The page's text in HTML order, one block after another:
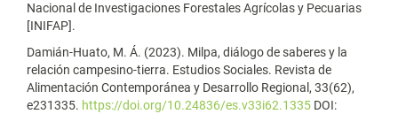
Nacional de Investigaciones Forestales Agrícolas y Pecuarias
[INIFAP].
Damián-Huato, M. Á. (2023). Milpa, diálogo de saberes y la
relación campesino-tierra. Estudios Sociales. Revista de
Alimentación Contemporánea y Desarrollo Regional, 33(62),
e231335. https://doi.org/10.24836/es.v33i62.1335 DOI: